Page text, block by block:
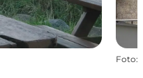
Foto: